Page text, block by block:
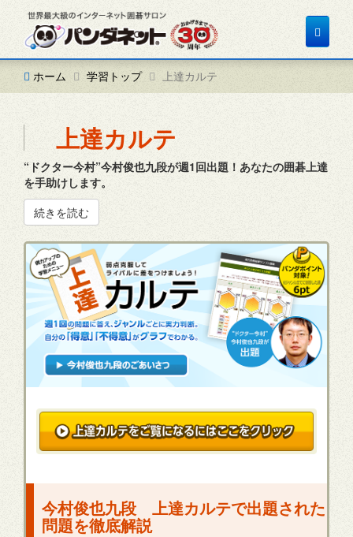
Toggle
ホーム
学習トップ 上達カルテ
上達カルテ
“ドクター今村”今村俊也九段が週1回出題！あなたの囲碁上達
を手助けします。
続きを読む
今村俊也九段 上達カルテで出題された
問題を徹底解説